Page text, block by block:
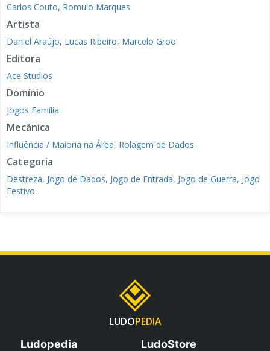
Carlos Couto, Romulo Marques
Artista
Daniel Araújo, Lucas Ribeiro, Marcelo Groo
Editora
Ace Studios
Domínio
Jogos Família
Mecânica
Influência / Maioria na Área, Rolagem de Dados
Categoria
Destreza, Jogo de Dados, Jogo de Entrada, Jogo de Guerra, Jogo
Festivo
LUDOPEDIA
Ludopedia
LudoStore